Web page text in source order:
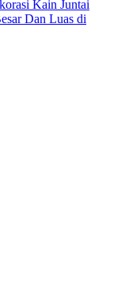
Kain Juntai
Dan Luas di